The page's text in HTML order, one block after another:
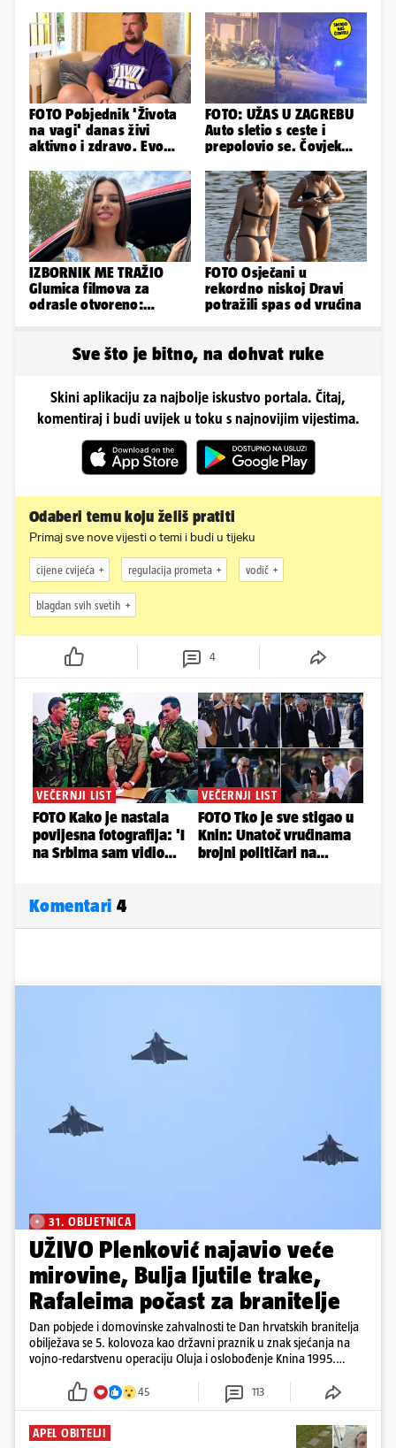
FOTO Pobjednik 'Života
na vagi' danas živi
aktivno i zdravo. Evo
Šepić
FOTO: UŽAS U ZAGREBU
Auto sletio s ceste i
prepolovio se. Čovjek
IZBORNIK ME TRAŽIO
Glumica filmova za
odrasle otvoreno:
FOTO Osječani u
rekordno niskoj Dravi
potražili spas od vrućina
Sve što je bitno, na dohvat ruke
Skini aplikaciju za najbolje iskustvo portala. Čitaj,
komentiraj i budi uvijek u toku s najnovijim vijestima.
Odaberi temu koju želiš pratiti
Primaj sve nove vijesti o temi i budi u tijeku
cijene cvijeća regulacija prometa vodič
blagdan svih svetih
4
Komentari 4
31. OBLJETNICA
UŽIVO Plenković najavio veće
mirovine, Bulja ljutile trake,
Rafaleima počast za branitelje
Dan pobjede i domovinske zahvalnosti te Dan hrvatskih branitelja
obilježava se 5. kolovoza kao državni praznik u znak sjećanja na
vojno-redarstvenu operaciju Oluja i oslobođenje Knina 1995.
45 113
APEL OBITELJI